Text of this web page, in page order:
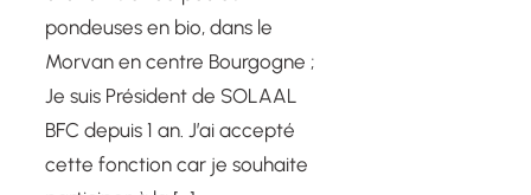
pondeuses en bio, dans le
Morvan en centre Bourgogne ;
Je suis Président de SOLAAL
BFC depuis 1 an. J’ai accepté
cette fonction car je souhaite